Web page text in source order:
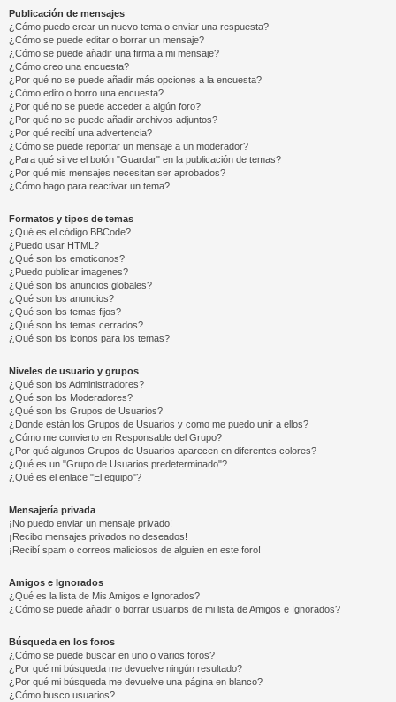
Publicación de mensajes
¿Cómo puedo crear un nuevo tema o enviar una respuesta?
¿Cómo se puede editar o borrar un mensaje?
¿Cómo se puede añadir una firma a mi mensaje?
¿Cómo creo una encuesta?
¿Por qué no se puede añadir más opciones a la encuesta?
¿Cómo edito o borro una encuesta?
¿Por qué no se puede acceder a algún foro?
¿Por qué no se puede añadir archivos adjuntos?
¿Por qué recibí una advertencia?
¿Cómo se puede reportar un mensaje a un moderador?
¿Para qué sirve el botón "Guardar" en la publicación de temas?
¿Por qué mis mensajes necesitan ser aprobados?
¿Cómo hago para reactivar un tema?
Formatos y tipos de temas
¿Qué es el código BBCode?
¿Puedo usar HTML?
¿Qué son los emoticonos?
¿Puedo publicar imagenes?
¿Qué son los anuncios globales?
¿Qué son los anuncios?
¿Qué son los temas fijos?
¿Qué son los temas cerrados?
¿Qué son los iconos para los temas?
Niveles de usuario y grupos
¿Qué son los Administradores?
¿Qué son los Moderadores?
¿Qué son los Grupos de Usuarios?
¿Donde están los Grupos de Usuarios y como me puedo unir a ellos?
¿Cómo me convierto en Responsable del Grupo?
¿Por qué algunos Grupos de Usuarios aparecen en diferentes colores?
¿Qué es un "Grupo de Usuarios predeterminado"?
¿Qué es el enlace "El equipo"?
Mensajería privada
¡No puedo enviar un mensaje privado!
¡Recibo mensajes privados no deseados!
¡Recibí spam o correos maliciosos de alguien en este foro!
Amigos e Ignorados
¿Qué es la lista de Mis Amigos e Ignorados?
¿Cómo se puede añadir o borrar usuarios de mi lista de Amigos e Ignorados?
Búsqueda en los foros
¿Cómo se puede buscar en uno o varios foros?
¿Por qué mi búsqueda me devuelve ningún resultado?
¿Por qué mi búsqueda me devuelve una página en blanco?
¿Cómo busco usuarios?